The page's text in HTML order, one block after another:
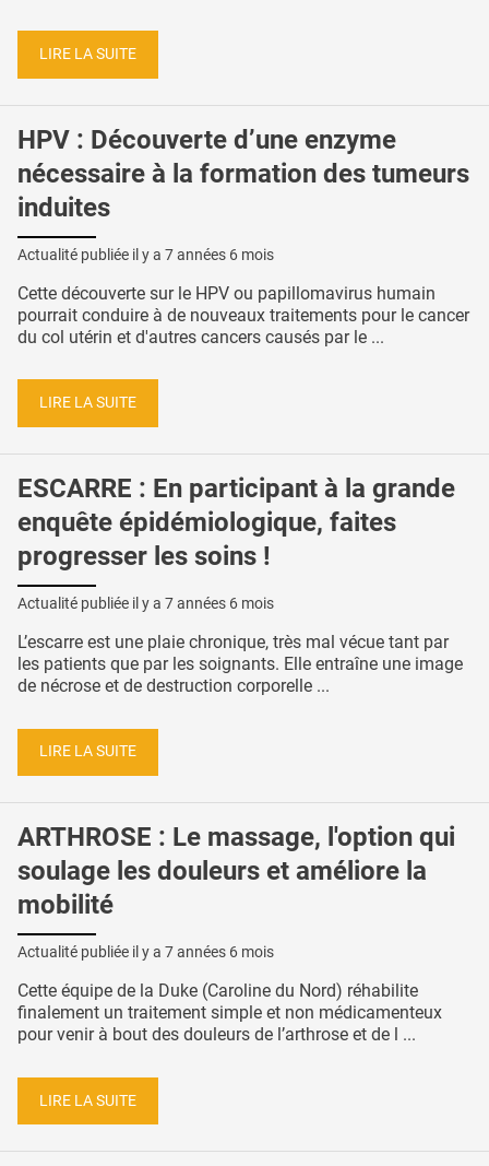
LIRE LA SUITE
HPV : Découverte d’une enzyme
nécessaire à la formation des tumeurs
induites
Actualité publiée il y a 7 années 6 mois
Cette découverte sur le HPV ou papillomavirus humain
pourrait conduire à de nouveaux traitements pour le cancer
du col utérin et d'autres cancers causés par le ...
LIRE LA SUITE
ESCARRE : En participant à la grande
enquête épidémiologique, faites
progresser les soins !
Actualité publiée il y a 7 années 6 mois
L’escarre est une plaie chronique, très mal vécue tant par
les patients que par les soignants. Elle entraîne une image
de nécrose et de destruction corporelle ...
LIRE LA SUITE
ARTHROSE : Le massage, l'option qui
soulage les douleurs et améliore la
mobilité
Actualité publiée il y a 7 années 6 mois
Cette équipe de la Duke (Caroline du Nord) réhabilite
finalement un traitement simple et non médicamenteux
pour venir à bout des douleurs de l’arthrose et de l ...
LIRE LA SUITE